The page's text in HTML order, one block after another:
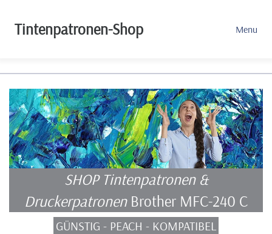
Tintenpatronen-Shop Menu
SHOP Tintenpatronen &
Druckerpatronen Brother MFC-240 C
GÜNSTIG - PEACH - KOMPATIBEL